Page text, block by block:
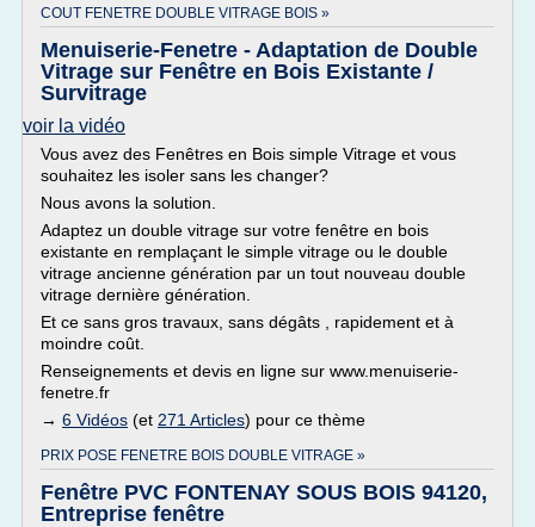
COUT FENETRE DOUBLE VITRAGE BOIS »
Menuiserie-Fenetre - Adaptation de Double
Vitrage sur Fenêtre en Bois Existante /
Survitrage
voir la vidéo
Vous avez des Fenêtres en Bois simple Vitrage et vous
souhaitez les isoler sans les changer?
Nous avons la solution.
Adaptez un double vitrage sur votre fenêtre en bois
existante en remplaçant le simple vitrage ou le double
vitrage ancienne génération par un tout nouveau double
vitrage dernière génération.
Et ce sans gros travaux, sans dégâts , rapidement et à
moindre coût.
Renseignements et devis en ligne sur www.menuiserie-
fenetre.fr
→ 6 Vidéos (et 271 Articles) pour ce thème
PRIX POSE FENETRE BOIS DOUBLE VITRAGE »
Fenêtre PVC FONTENAY SOUS BOIS 94120,
Entreprise fenêtre